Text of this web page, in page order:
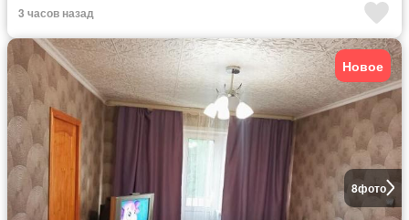
3 часов назад
8фото
Новое